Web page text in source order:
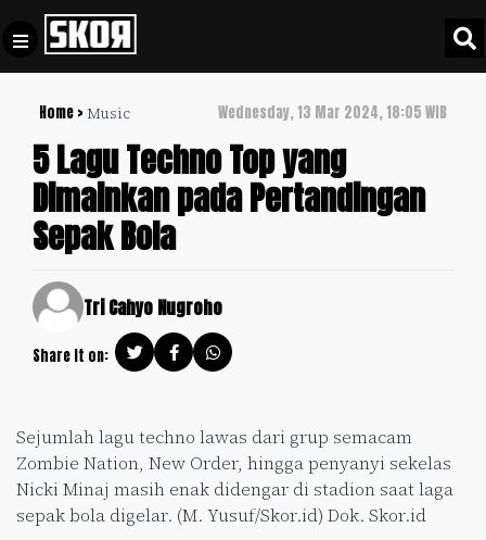
Home > Music Wednesday, 13 Mar 2024, 18:05 WIB
5 Lagu Techno Top yang
Dimainkan pada Pertandingan
Sepak Bola
Tri Cahyo Nugroho
Share it on:
Sejumlah lagu techno lawas dari grup semacam
Zombie Nation, New Order, hingga penyanyi sekelas
Nicki Minaj masih enak didengar di stadion saat laga
sepak bola digelar. (M. Yusuf/Skor.id) Dok. Skor.id
Football +
Culture +
Update
Indonesia
SPECIAL
Policy
Pedoman
Pemberitaan
Media
Disclaimer
Tentang